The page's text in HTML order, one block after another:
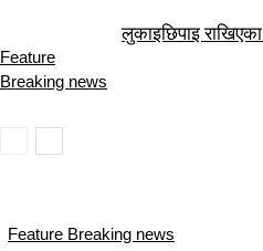
Feature
Breaking news
लुकाइछिपाइ
Feature Breaking news